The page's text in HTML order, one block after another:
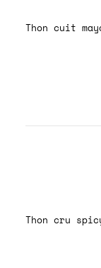
Thon cuit
Thon cru